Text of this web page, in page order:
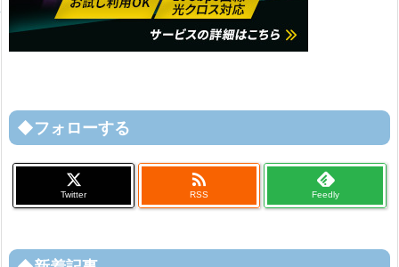
◆フォローする
Twitter

RSS Feedly